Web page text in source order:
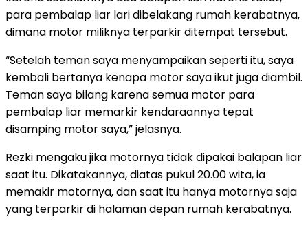
para pembalap liar lari dibelakang rumah kerabatnya,
dimana motor miliknya terparkir ditempat tersebut.
“Setelah teman saya menyampaikan seperti itu, saya
kembali bertanya kenapa motor saya ikut juga diambil.
Teman saya bilang karena semua motor para
pembalap liar memarkir kendaraannya tepat
disamping motor saya,” jelasnya.
Rezki mengaku jika motornya tidak dipakai balapan liar
saat itu. Dikatakannya, diatas pukul 20.00 wita, ia
memakir motornya, dan saat itu hanya motornya saja
yang terparkir di halaman depan rumah kerabatnya.